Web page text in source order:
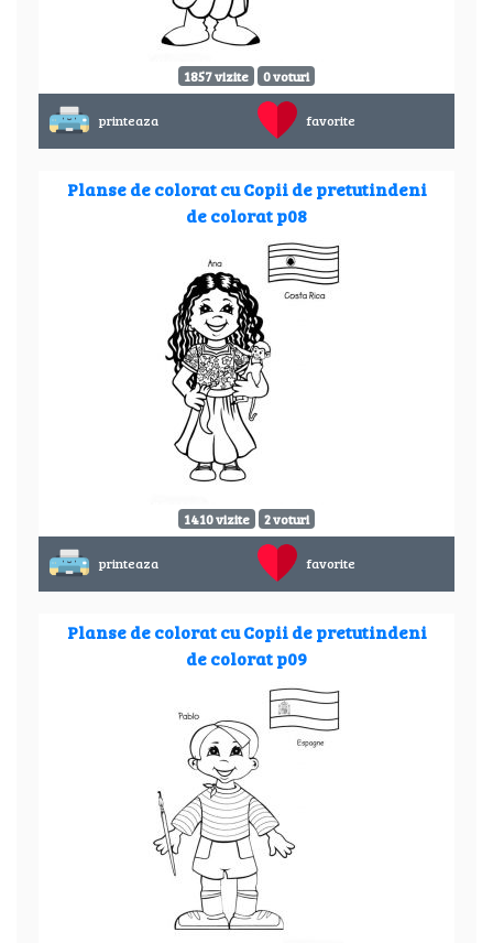
1857 vizite 0 voturi
printeaza favorite
Planse de colorat cu Copii de pretutindeni
de colorat p08
1410 vizite 2 voturi
printeaza favorite
Planse de colorat cu Copii de pretutindeni
de colorat p09